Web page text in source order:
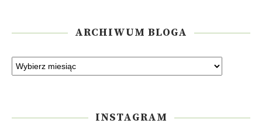
ARCHIWUM BLOGA
INSTAGRAM